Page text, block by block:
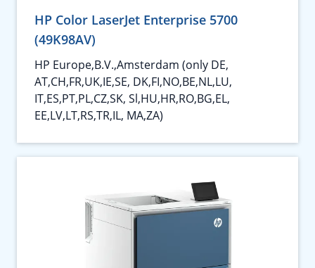
HP Color LaserJet Enterprise 5700
(49K98AV)
HP Europe,B.V.,Amsterdam (only DE,
AT,CH,FR,UK,IE,SE, DK,FI,NO,BE,NL,LU,
IT,ES,PT,PL,CZ,SK, Sl,HU,HR,RO,BG,EL,
EE,LV,LT,RS,TR,IL, MA,ZA)